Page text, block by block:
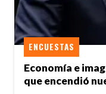
Economía e
que encendió
ENCUESTAS